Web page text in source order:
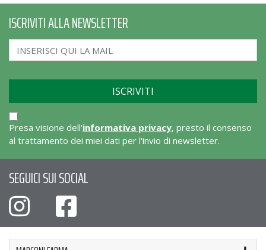
ISCRIVITI ALLA NEWSLETTER
Presa visione dell'informativa privacy, presto il consenso
al trattamento dei miei dati per l'invio di newsletter.
SEGUICI SUI SOCIAL